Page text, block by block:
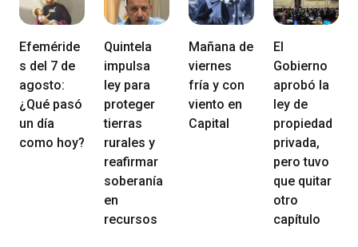
Efeméride
s del 7 de
agosto:
¿Qué pasó
un día
como hoy?
Quintela
impulsa
ley para
proteger
tierras
rurales y
reafirmar
soberanía
en
recursos
Mañana de
viernes
fría y con
viento en
Capital
El
Gobierno
aprobó la
ley de
propiedad
privada,
pero tuvo
que quitar
otro
capítulo